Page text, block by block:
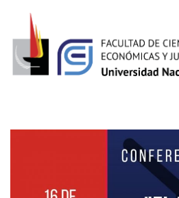
contenido
(presiona